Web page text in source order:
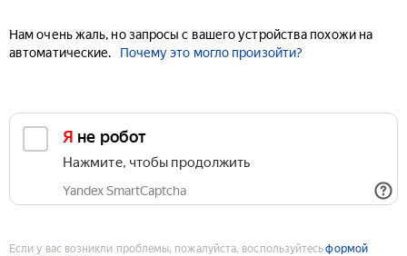
Нам очень жаль, но запросы с вашего устройства похожи на
автоматические.
Почему это могло произойти?
Я не робот
Нажмите, чтобы продолжить
Yandex SmartCaptcha
Если у вас возникли проблемы, пожалуйста, воспользуйтесьформой